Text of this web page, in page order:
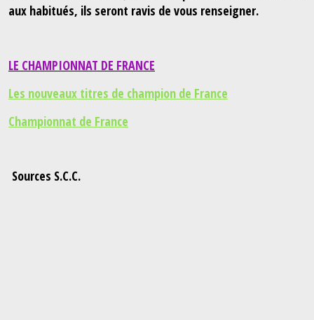
aux habitués, ils seront ravis de vous renseigner.
LE CHAMPIONNAT DE FRANCE
Les nouveaux titres de champion de France
Championnat de France
Sources S.C.C.